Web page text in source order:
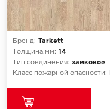
Бренд: Tarkett
Толщина,мм: 14
Тип соединения: замковое
Класс пожарной опасности: